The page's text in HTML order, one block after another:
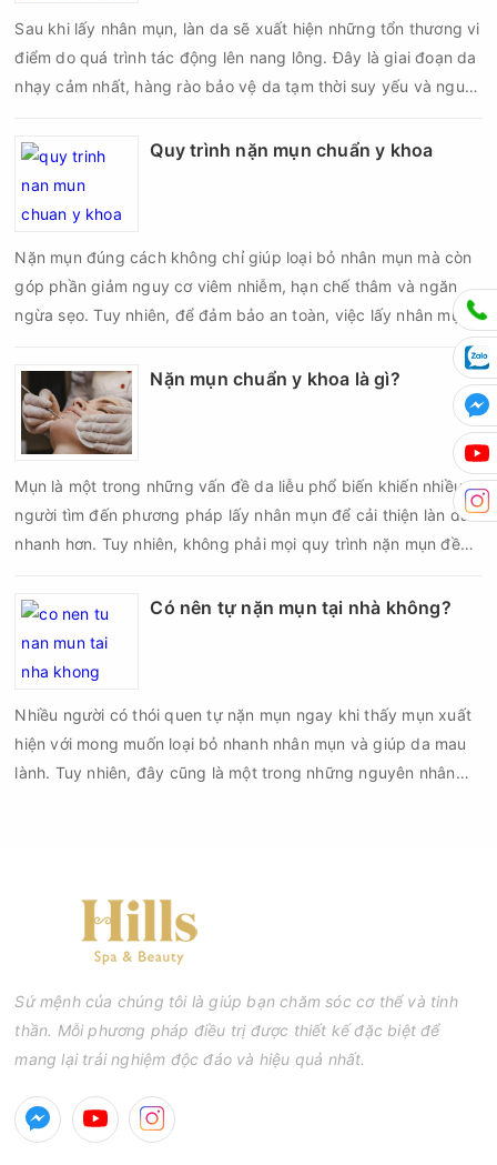
Sau khi lấy nhân mụn, làn da sẽ xuất hiện những tổn thương vi
điểm do quá trình tác động lên nang lông. Đây là giai đoạn da
nhạy cảm nhất, hàng rào bảo vệ da tạm thời suy yếu và nguy
nếu chăm sóc không đúng cách. Chính vì vậy, việc chăm sóc
Quy trình nặn mụn chuẩn y khoa
Nặn mụn đúng cách không chỉ giúp loại bỏ nhân mụn mà còn
góp phần giảm nguy cơ viêm nhiễm, hạn chế thâm và ngăn
ngừa sẹo. Tuy nhiên, để đảm bảo an toàn, việc lấy nhân mụn
cần được thực hiện theo đúng quy trình chuẩn y khoa với đầy
đủ các bước vô khuẩn và chăm sóc sau điều trị.
Nặn mụn chuẩn y khoa là gì?
Mụn là một trong những vấn đề da liễu phổ biến khiến nhiều
người tìm đến phương pháp lấy nhân mụn để cải thiện làn da
nhanh hơn. Tuy nhiên, không phải mọi quy trình nặn mụn đều
sai kỹ thuật hoặc lấy nhân mụn không đúng thời điểm, làn da
Có nên tự nặn mụn tại nhà không?
Nhiều người có thói quen tự nặn mụn ngay khi thấy mụn xuất
hiện với mong muốn loại bỏ nhanh nhân mụn và giúp da mau
lành. Tuy nhiên, đây cũng là một trong những nguyên nhân
Sứ mệnh của chúng tôi là giúp bạn chăm sóc cơ thể và tinh
thần. Mỗi phương pháp điều trị được thiết kế đặc biệt để
mang lại trải nghiệm độc đáo và hiệu quả nhất.